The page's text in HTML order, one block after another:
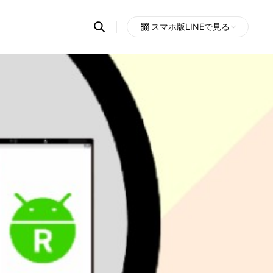
Search
OpenChats
messages
search
area
スマホ版LINEで見る